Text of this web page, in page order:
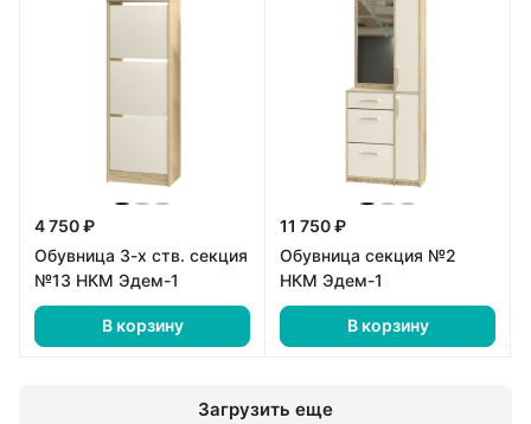
4 750 ₽
Обувница 3-х ств. секция
№13 НКМ Эдем-1
В корзину
11 750 ₽
Обувница секция №2
НКМ Эдем-1
В корзину
Загрузить еще